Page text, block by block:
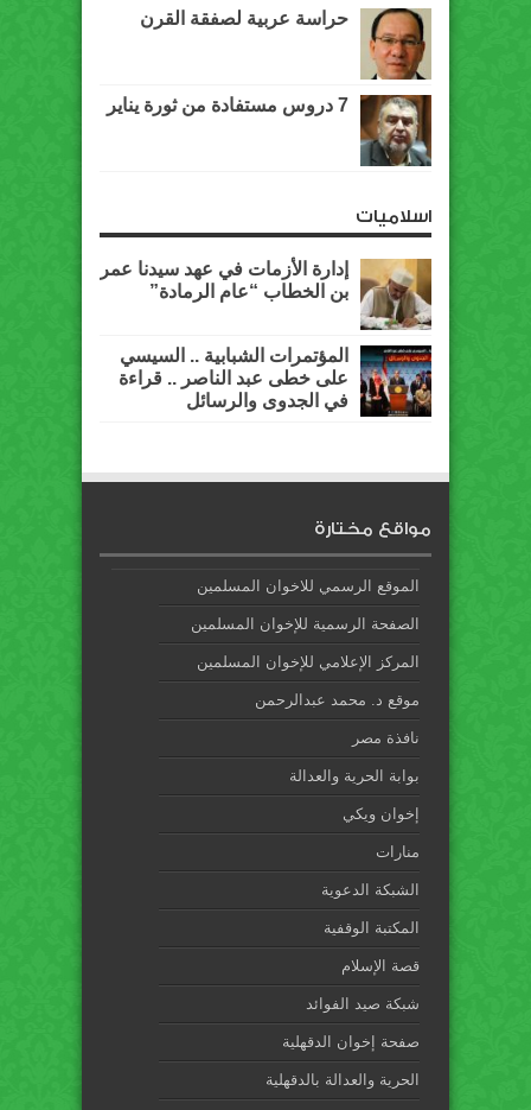
حراسة عربية لصفقة القرن
7 دروس مستفادة من ثورة يناير
اسلاميات
إدارة الأزمات في عهد سيدنا عمر
بن الخطاب “عام الرمادة”
المؤتمرات الشبابية .. السيسي
على خطى عبد الناصر .. قراءة
في الجدوى والرسائل
مواقع مختارة
الموقع الرسمي للاخوان المسلمين
الصفحة الرسمية للإخوان المسلمين
المركز الإعلامي للإخوان المسلمين
موقع د. محمد عبدالرحمن
نافذة مصر
بوابة الحرية والعدالة
إخوان ويكي
منارات
الشبكة الدعوية
المكتبة الوقفية
قصة الإسلام
شبكة صيد الفوائد
صفحة إخوان الدقهلية
الحرية والعدالة بالدقهلية